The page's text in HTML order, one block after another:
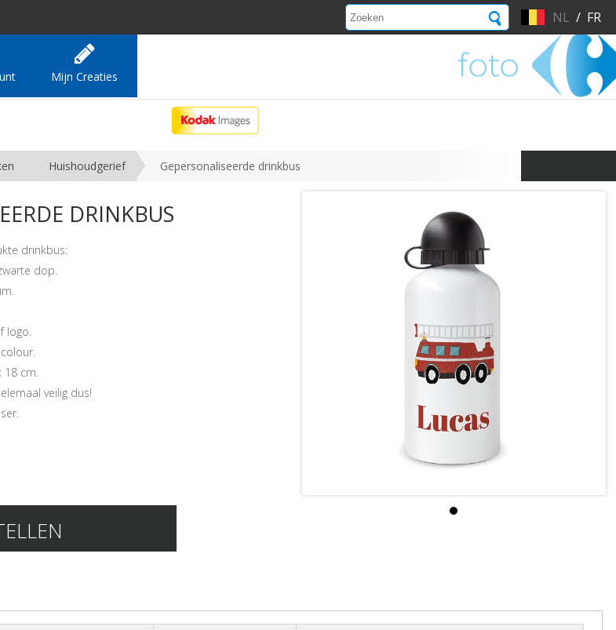
NL / FR
Mijn Creaties
Huishoudgerief Gepersonaliseerde drinkbus
DRINKBUS
drinkbus:
dop.
logo.
18 cm.
veilig dus!